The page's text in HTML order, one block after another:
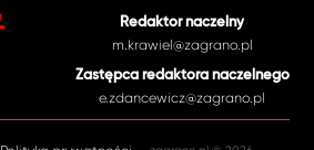
Redaktor naczelny
m.krawiel@zagrano.pl
Zastępca redaktora naczelnego
e.zdancewicz@zagrano.pl